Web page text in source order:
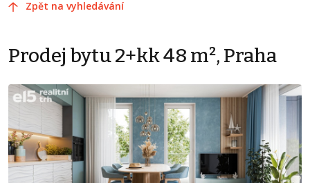
Zpět na vyhledávání
Prodej bytu 2+kk 48 m², Praha